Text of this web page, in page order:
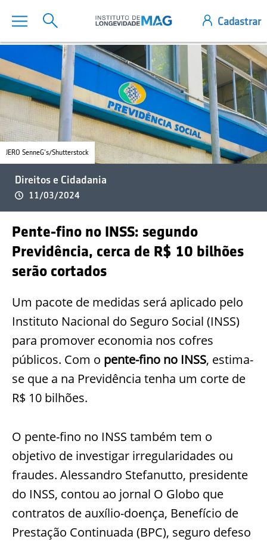
JERO SenneG's/Shutterstock
Direitos e Cidadania
11/03/2024
Pente-fino no INSS: segundo
Previdência, cerca de R$ 10 bilhões
serão cortados
Um pacote de medidas será aplicado pelo
Instituto Nacional do Seguro Social (INSS)
para promover economia nos cofres
públicos. Com o pente-fino no INSS, estima-
se que a na Previdência tenha um corte de
R$ 10 bilhões.
O pente-fino no INSS também tem o
objetivo de investigar irregularidades ou
fraudes. Alessandro Stefanutto, presidente
do INSS, contou ao jornal O Globo que
contratos de auxílio-doença, Benefício de
Prestação Continuada (BPC), seguro defeso